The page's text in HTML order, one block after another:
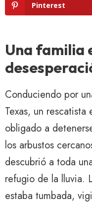
Pinterest
Una familia
Conduciendo por
Texas, un
obligado a
los arbustos
descubrió a toda
refugio de la lluvia.
estaba tumbada,